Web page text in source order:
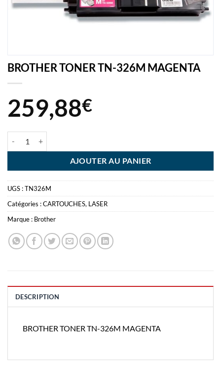
BROTHER TONER TN-326M MAGENTA
259,88€
AJOUTER AU PANIER
UGS :TN326M
Catégories :CARTOUCHES, LASER
Marque : Brother
DESCRIPTION
BROTHER TONER TN-326M MAGENTA